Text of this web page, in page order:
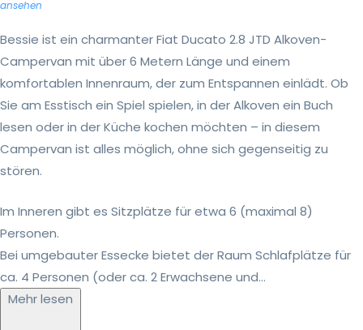
ansehen
Bessie ist ein charmanter Fiat Ducato 2.8 JTD Alkoven-
Campervan mit über 6 Metern Länge und einem
komfortablen Innenraum, der zum Entspannen einlädt. Ob
Sie am Esstisch ein Spiel spielen, in der Alkoven ein Buch
lesen oder in der Küche kochen möchten – in diesem
Campervan ist alles möglich, ohne sich gegenseitig zu
stören.
Im Inneren gibt es Sitzplätze für etwa 6 (maximal 8)
Personen.
Bei umgebauter Essecke bietet der Raum Schlafplätze für
ca. 4 Personen (oder ca. 2 Erwachsene und...
Mehr lesen